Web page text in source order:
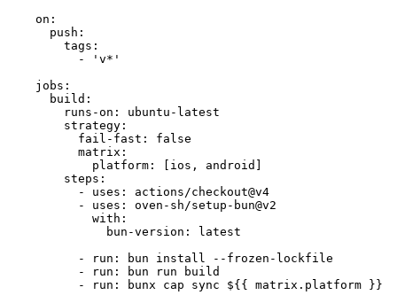
on :
push :
tags :
-
'v*'
jobs :
build :
runs-on : ubuntu-latest
strategy :
fail-fast : false
matrix :
platform : [ ios , android
steps :
- uses : actions/checkout@v4
- uses : oven-sh/setup-bun@v2
with :
bun-version :
latest
-
run :
bun install --frozen-lockfile
-
run :
bun run build
-
run :
bunx cap sync ${{ matrix.platform }}